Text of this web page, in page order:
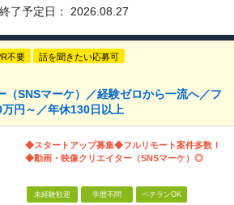
了予定日： 2026.08.27
不要 話を聞きたい応募可
（SNSマーケ）／経験ゼロから一流へ／フ
円～／年休130日以上
◆スタートアップ募集◆フルリモート案件多数！
◆動画・映像クリエイター（SNSマーケ）◎
未経験歓迎 学歴不問 ベテランOK